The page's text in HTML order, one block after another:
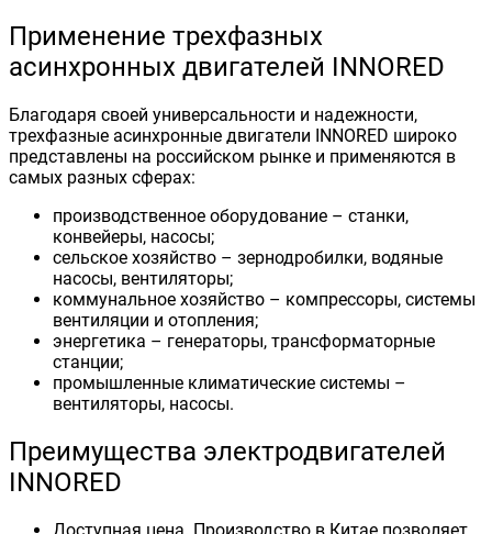
Применение трехфазных
асинхронных двигателей INNORED
Благодаря своей универсальности и надежности,
трехфазные асинхронные двигатели INNORED широко
представлены на российском рынке и применяются в
самых разных сферах:
производственное оборудование – станки,
конвейеры, насосы;
сельское хозяйство – зернодробилки, водяные
насосы, вентиляторы;
коммунальное хозяйство – компрессоры, системы
вентиляции и отопления;
энергетика – генераторы, трансформаторные
станции;
промышленные климатические системы –
вентиляторы, насосы.
Преимущества электродвигателей
INNORED
Доступная цена. Производство в Китае позволяет